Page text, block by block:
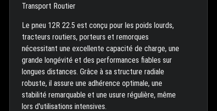
Transport Routier
Le pneu 12R 22.5 est conçu pour les poids lourds,
tracteurs routiers, porteurs et remorques
nécessitant une excellente capacité de charge, une
grande longévité et des performances fiables sur
longues distances. Grâce à sa structure radiale
robuste, il assure une adhérence optimale, une
stabilité remarquable et une usure régulière, même
lors d'utilisations intensives.